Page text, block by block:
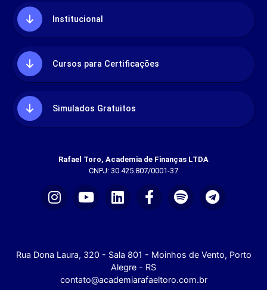
Institucional
Cursos para Certificações
Simulados Gratuitos
Rafael Toro, Academia de Finanças LTDA
CNPJ: 30.425.807/0001-37
Rua Dona Laura, 320 - Sala 801 - Moinhos de Vento, Porto
Alegre - RS
contato@academiarafaeltoro.com.br